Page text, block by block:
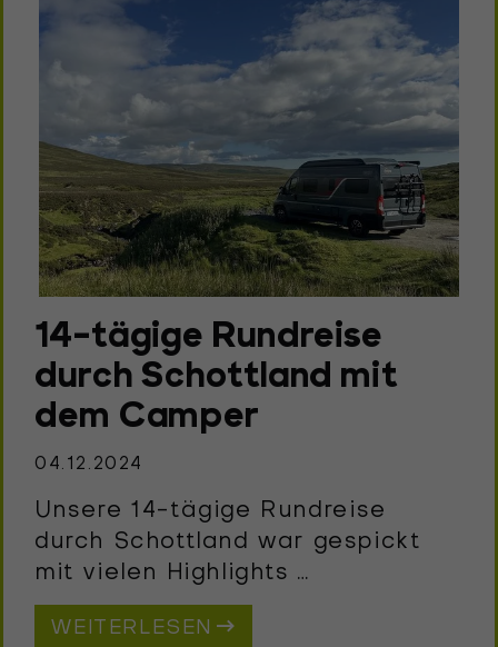
14-tägige Rundreise
durch Schottland mit
dem Camper
04.12.2024
Unsere 14-tägige Rundreise
durch Schottland war gespickt
mit vielen Highlights …
WEITERLESEN